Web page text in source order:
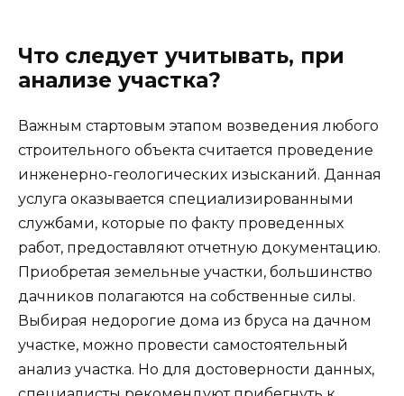
Что следует учитывать, при
анализе участка?
Важным стартовым этапом возведения любого
строительного объекта считается проведение
инженерно-геологических изысканий. Данная
услуга оказывается специализированными
службами, которые по факту проведенных
работ, предоставляют отчетную документацию.
Приобретая земельные участки, большинство
дачников полагаются на собственные силы.
Выбирая недорогие дома из бруса на дачном
участке, можно провести самостоятельный
анализ участка. Но для достоверности данных,